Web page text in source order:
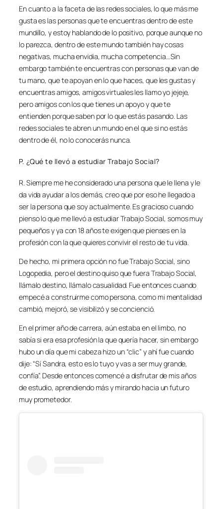
En cuanto a la faceta de las redes sociales, lo que más me
gusta es las personas que te encuentras dentro de este
mundillo, y estoy hablando de lo positivo, porque aunque no
lo parezca, dentro de este mundo también hay cosas
negativas, mucha envidia, mucha competencia…Sin
embargo también te encuentras con personas que van de
tu mano, que te apoyan en lo que haces, que les gustas y
encuentras amigos, amigos virtuales les llamo yo jejeje,
pero amigos con los que tienes un apoyo y que te
entienden porque saben por lo que estás pasando. Las
redes sociales te abren un mundo en el que si no estás
dentro de él, no lo conocerás nunca.
P. ¿Qué te llevó a estudiar Trabajo Social?
R. Siempre me he considerado una persona que le llena y le
da vida ayudar a los demás, creo que por eso he llegado a
ser la persona que soy actualmente. Es gracioso cuando
pienso lo que me llevó a estudiar Trabajo Social, somos muy
pequeños y ya con 18 años te exigen que pienses en la
profesión con la que quieres convivir el resto de tu vida.
De hecho, mi primera opción no fue Trabajo Social, sino
Logopedia, pero el destino quiso que fuera Trabajo Social,
llámalo destino, llámalo casualidad. Fue entonces cuando
empecé a construirme como persona, como mi mentalidad
cambió, mejoró, se visibilizó y se concienció.
En el primer año de carrera, aún estaba en el limbo, no
sabía si era esa profesión la que quería hacer, sin embargo
hubo un día que mi cabeza hizo un “clic” y ahí fue cuando
dije: “Sí Sandra, esto es lo tuyo y vas a ser muy grande,
confía”. Desde entonces comencé a disfrutar de mis años
de estudio, aprendiendo más y mirando hacia un futuro
muy prometedor.